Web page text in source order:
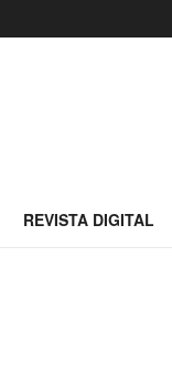
REVISTA DIGITAL